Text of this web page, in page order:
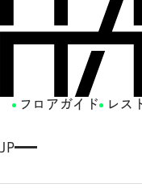
フロアガイド レス
JP